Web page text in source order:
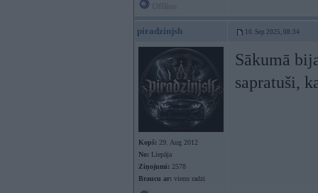
piradzinjsh 10. Sep 2025, 08:34
Kopš: 29. Aug 2012
No: Liepāja
Ziņojumi: 2578
Braucu ar: vienu radzi
Sākumā
sapratuši,